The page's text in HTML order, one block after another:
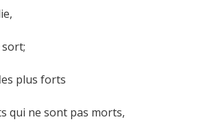
plus forts
qui ne sont pas morts,